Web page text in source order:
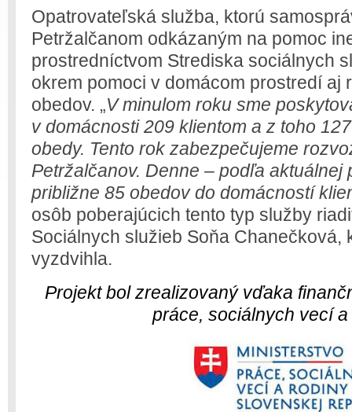
Opatrovateľská služba, ktorú
Petržalčanom odkázaným na pomoc
prostredníctvom Strediska sociálnych
okrem pomoci v domácom prostredí aj
obedov. „V minulom roku sme
v domácnosti 209 klientom a z toho
obedy. Tento rok zabezpečujeme
Petržalčanov. Denne – podľa aktuálnej
približne 85 obedov do domácností
osôb poberajúcich tento typ služby
Sociálnych služieb Soňa Chanečková,
vyzdvihla.
Projekt bol zrealizovaný vďaka
práce, sociálnych vecí